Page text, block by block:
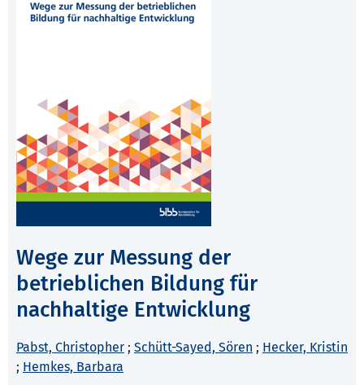
Wege zur Messung der
betrieblichen Bildung für
nachhaltige Entwicklung
Pabst, Christopher ; Schütt-Sayed, Sören ; Hecker, Kristin
; Hemkes, Barbara